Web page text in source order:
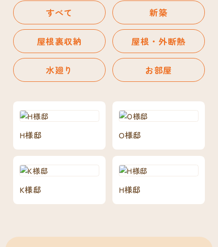
すべて 新築
屋根裏収納 屋根・外断熱
水廻り お部屋
H様邸 O様邸
K様邸 H様邸